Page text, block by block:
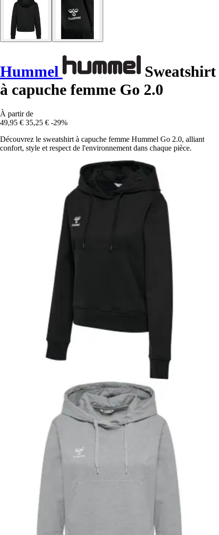
Hummel
Sweatshirt
à capuche femme Go 2.0
À partir de
49,95 € 35,25 € -29%
Découvrez le sweatshirt à capuche femme Hummel Go 2.0, alliant
confort, style et respect de l'environnement dans chaque pièce.